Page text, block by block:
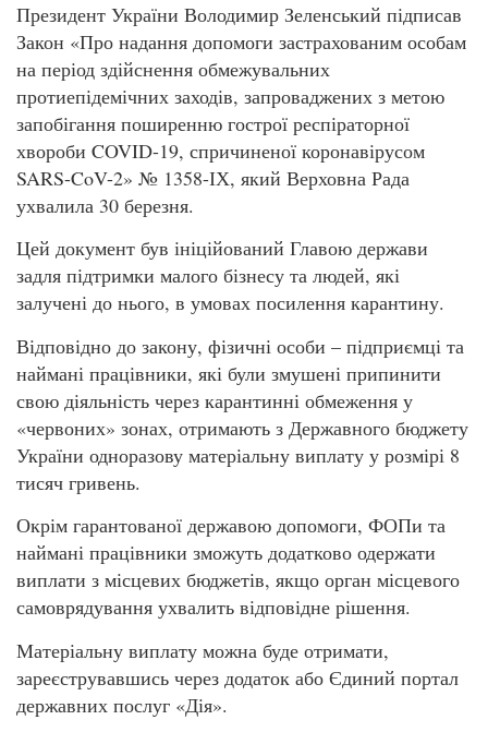
Президент України Володимир Зеленський підписав
Закон «Про надання допомоги застрахованим особам
на період здійснення обмежувальних
протиепідемічних заходів, запроваджених з метою
запобігання поширенню гострої респіраторної
хвороби COVID-19, спричиненої коронавірусом
SARS-CoV-2» № 1358-ІХ, який Верховна Рада
ухвалила 30 березня.
Цей документ був ініційований Главою держави
задля підтримки малого бізнесу та людей, які
залучені до нього, в умовах посилення карантину.
Відповідно до закону, фізичні особи – підприємці та
наймані працівники, які були змушені припинити
свою діяльність через карантинні обмеження у
«червоних» зонах, отримають з Державного бюджету
України одноразову матеріальну виплату у розмірі 8
тисяч гривень.
Окрім гарантованої державою допомоги, ФОПи та
наймані працівники зможуть додатково одержати
виплати з місцевих бюджетів, якщо орган місцевого
самоврядування ухвалить відповідне рішення.
Матеріальну виплату можна буде отримати,
зареєструвавшись через додаток або Єдиний портал
державних послуг «Дія».